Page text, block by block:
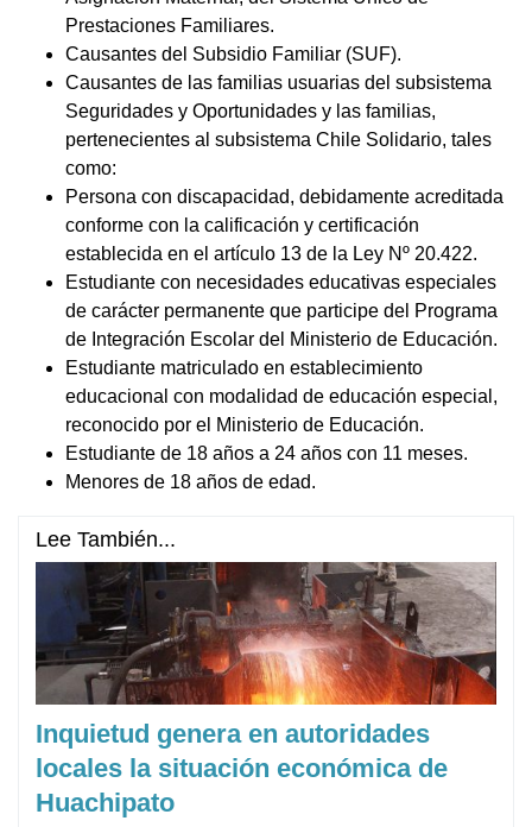
Prestaciones Familiares.
Causantes del Subsidio Familiar (SUF).
Causantes de las familias usuarias del subsistema
Seguridades y Oportunidades y las familias,
pertenecientes al subsistema Chile Solidario, tales
como:
Persona con discapacidad, debidamente acreditada
conforme con la calificación y certificación
establecida en el artículo 13 de la Ley Nº 20.422.
Estudiante con necesidades educativas especiales
de carácter permanente que participe del Programa
de Integración Escolar del Ministerio de Educación.
Estudiante matriculado en establecimiento
educacional con modalidad de educación especial,
reconocido por el Ministerio de Educación.
Estudiante de 18 años a 24 años con 11 meses.
Menores de 18 años de edad.
Lee También...
Inquietud genera en autoridades
locales la situación económica de
Huachipato